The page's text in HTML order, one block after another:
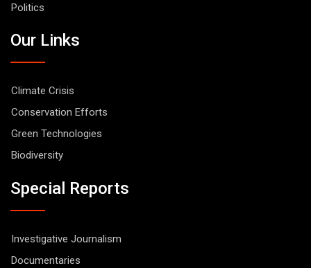
Politics
Our Links
Climate Crisis
Conservation Efforts
Green Technologies
Biodiversity
Special Reports
Investigative Journalism
Documentaries